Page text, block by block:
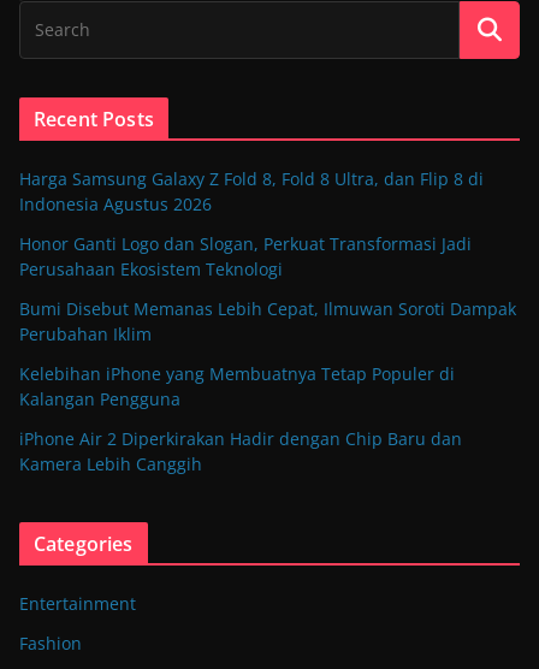
Recent Posts
Harga Samsung Galaxy Z Fold 8, Fold 8 Ultra, dan Flip 8 di
Indonesia Agustus 2026
Honor Ganti Logo dan Slogan, Perkuat Transformasi Jadi
Perusahaan Ekosistem Teknologi
Bumi Disebut Memanas Lebih Cepat, Ilmuwan Soroti Dampak
Perubahan Iklim
Kelebihan iPhone yang Membuatnya Tetap Populer di
Kalangan Pengguna
iPhone Air 2 Diperkirakan Hadir dengan Chip Baru dan
Kamera Lebih Canggih
Categories
Entertainment
Fashion